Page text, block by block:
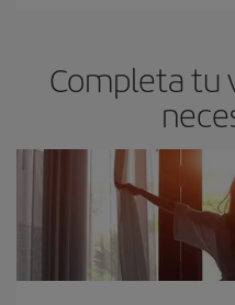
Completa tu